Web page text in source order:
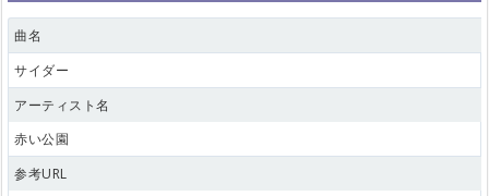
曲名
サイダー
アーティスト名
赤い公園
参考URL